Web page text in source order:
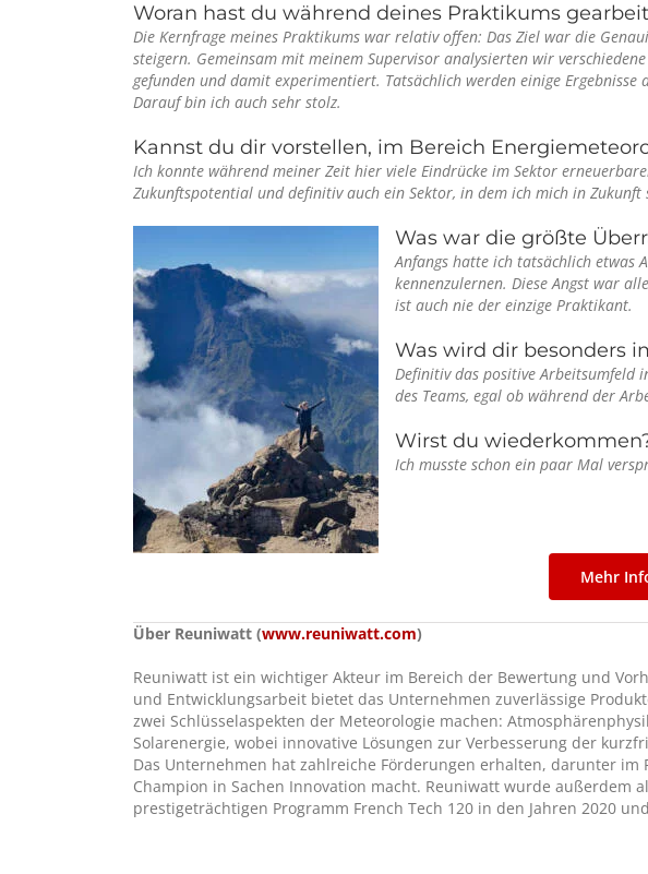
Woran hast du während deines Praktikums
Die Kernfrage meines Praktikums war relativ offen: Das Ziel war die
steigern. Gemeinsam mit meinem Supervisor analysierten wir
gefunden und damit experimentiert. Tatsächlich werden einige
Darauf bin ich auch sehr stolz.
Kannst du dir vorstellen, im Bereich
Ich konnte während meiner Zeit hier viele Eindrücke im Sektor
Zukunftspotential und definitiv auch ein Sektor, in dem ich mich in Zukunft
Was war die größte
Anfangs hatte ich tatsächlich etwas
kennenzulernen. Diese Angst war
ist auch nie der einzige Praktikant.
Was wird dir besonders
Definitiv das positive Arbeitsumfeld
des Teams, egal ob während der
Wirst du
Ich musste schon ein paar Mal
Mehr
Über Reuniwatt (www.reuniwatt.com)
Reuniwatt ist ein wichtiger Akteur im Bereich der Bewertung und
und Entwicklungsarbeit bietet das Unternehmen zuverlässige
zwei Schlüsselaspekten der Meteorologie machen:
Solarenergie, wobei innovative Lösungen zur Verbesserung der
Das Unternehmen hat zahlreiche Förderungen erhalten, darunter im
Champion in Sachen Innovation macht. Reuniwatt wurde außerdem
prestigeträchtigen Programm French Tech 120 in den Jahren 2020